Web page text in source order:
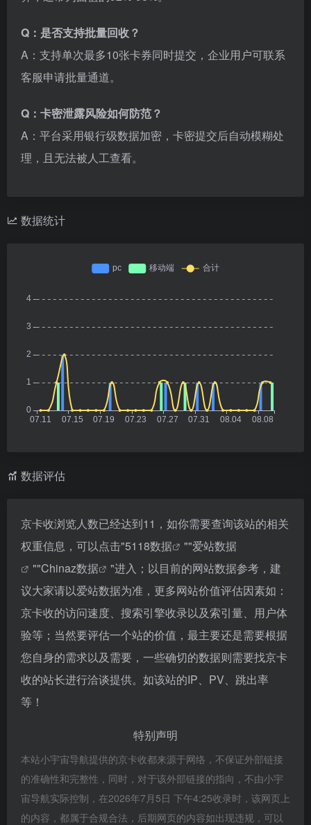
Q：是否支持批量回收？
A：支持单次最多10张卡券同时提交，企业用户可联系
客服申请批量通道。
Q：卡密泄露风险如何防范？
A：平台采用银行级数据加密，卡密提交后自动模糊处
理，且无法被人工查看。
数据统计
数据评估
京卡收浏览人数已经达到11，如你需要查询该站的相关
权重信息，可以点击"5118数据 ""爱站数据
""Chinaz数据
"进入；以目前的网站数据参考，建
议大家请以爱站数据为准，更多网站价值评估因素如：
京卡收的访问速度、搜索引擎收录以及索引量、用户体
验等；当然要评估一个站的价值，最主要还是需要根据
您自身的需求以及需要，一些确切的数据则需要找京卡
收的站长进行洽谈提供。如该站的IP、PV、跳出率
等！
特别声明
本站小宇宙导航提供的京卡收都来源于网络，不保证外部链接
的准确性和完整性，同时，对于该外部链接的指向，不由小宇
宙导航实际控制，在2026年7月5日 下午4:25收录时，该网页上
的内容，都属于合规合法，后期网页的内容如出现违规，可以